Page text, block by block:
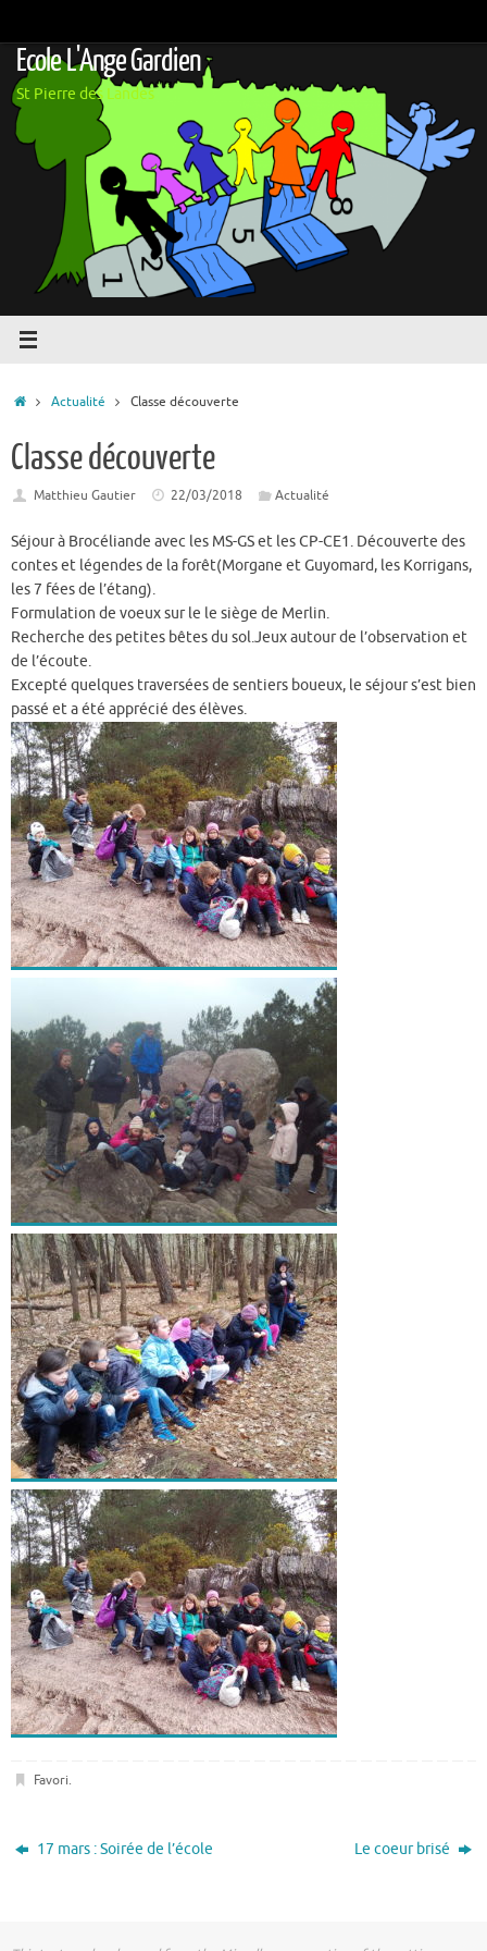
contenu
Ecole L'Ange Gardien
St Pierre des Landes
Accueil
Actualité Classe découverte
Classe découverte
Matthieu Gautier 22/03/2018 Actualité
Séjour à Brocéliande avec les MS-GS et les CP-CE1. Découverte des
contes et légendes de la forêt(Morgane et Guyomard, les Korrigans,
les 7 fées de l’étang).
Formulation de voeux sur le le siège de Merlin.
Recherche des petites bêtes du sol.Jeux autour de l’observation et
de l’écoute.
Excepté quelques traversées de sentiers boueux, le séjour s’est bien
passé et a été apprécié des élèves.
Favori.
17 mars : Soirée de l’école Le coeur brisé